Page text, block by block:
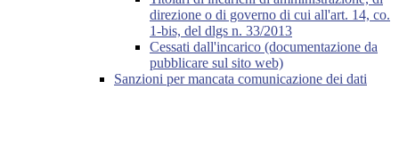
direzione o di governo di cui all'art. 14, co.
1-bis, del dlgs n. 33/2013
Cessati dall'incarico (documentazione da
pubblicare sul sito web)
Sanzioni per mancata comunicazione dei dati